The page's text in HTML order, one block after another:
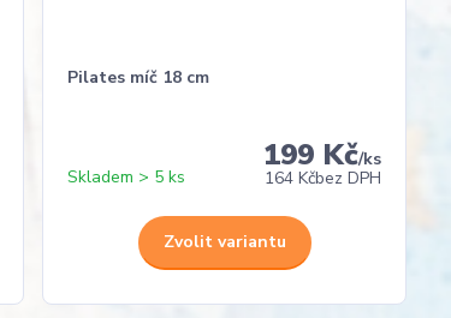
Pilates míč 18 cm
199 Kč/ks
164 Kčbez DPH
Skladem > 5 ks
Zvolit variantu